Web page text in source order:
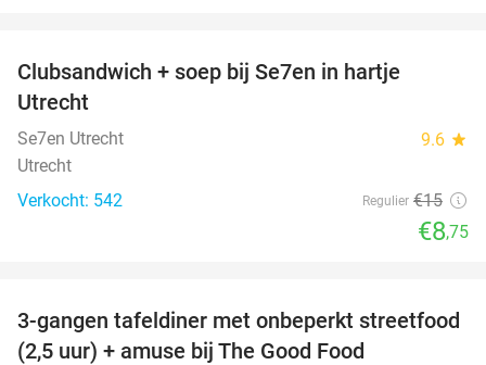
Clubsandwich + soep bij Se7en in hartje
Utrecht
Se7en Utrecht 9.6 star
Utrecht
Verkocht: 542
Regulier €15
€8,75
51%
3-gangen tafeldiner met onbeperkt streetfood
(2,5 uur) + amuse bij The Good Food